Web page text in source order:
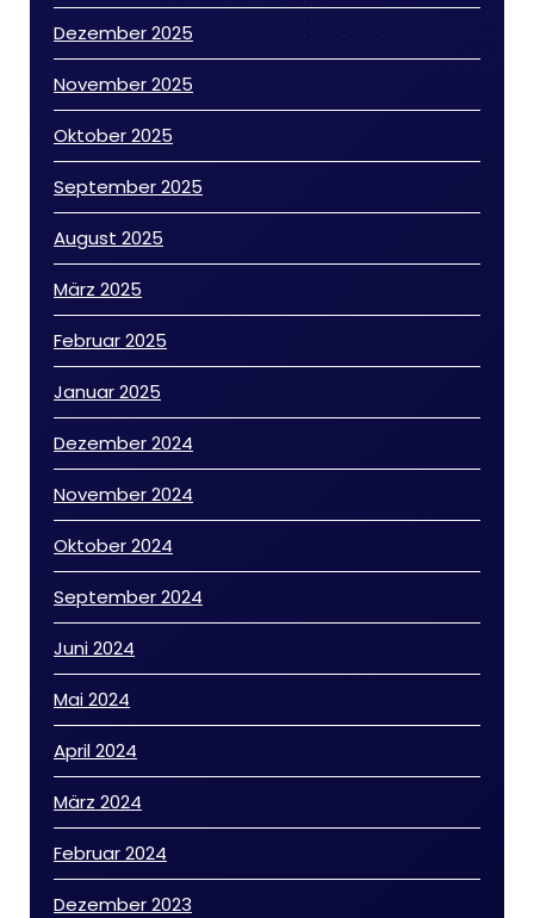
Dezember 2025
November 2025
Oktober 2025
September 2025
August 2025
März 2025
Februar 2025
Januar 2025
Dezember 2024
November 2024
Oktober 2024
September 2024
Juni 2024
Mai 2024
April 2024
März 2024
Februar 2024
Dezember 2023